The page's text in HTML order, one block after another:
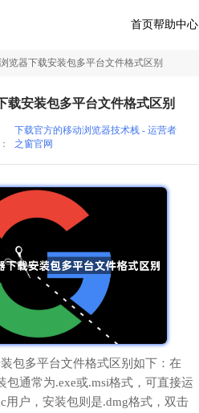
首页帮助中心
览器下载安装包多平台文件格式区别
载安装包多平台文件格式区别
下载官方的移动浏览器技术栈 - 运营者
之窗官网
包多平台文件格式区别如下：在
包通常为.exe或.msi格式，可直接运
用户，安装包则是.dmg格式，双击